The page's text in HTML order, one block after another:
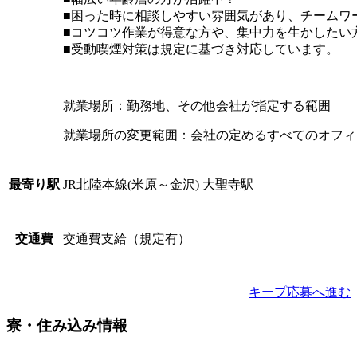
■困った時に相談しやすい雰囲気があり、チームワ
■コツコツ作業が得意な方や、集中力を生かしたい
■受動喫煙対策は規定に基づき対応しています。
就業場所：勤務地、その他会社が指定する範囲
就業場所の変更範囲：会社の定めるすべてのオフィ
最寄り駅 JR北陸本線(米原～金沢) 大聖寺駅
交通費 交通費支給（規定有）
キープ応募へ進む
寮・住み込み情報